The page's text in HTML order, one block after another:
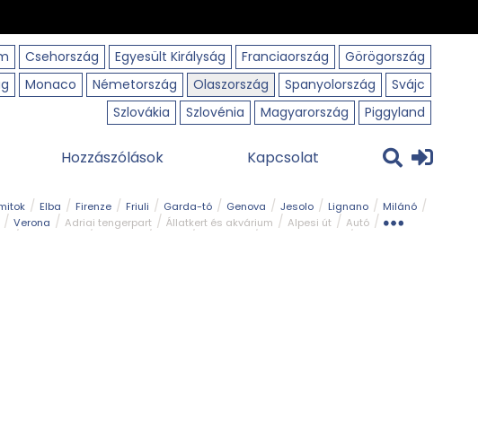
Csehország Egyesült Királyság Franciaország
Görögország
Monaco Németország Olaszország Spanyolország
Svájc
Szlovákia
Szlovénia Magyarország Piggyland
Hozzászólások Kapcsolat
Elba Firenze Friuli Garda-tó Genova Jesolo Lignano
Milánó
Verona Adriai tengerpart Állatkert és akvárium Alpesi út
Autó